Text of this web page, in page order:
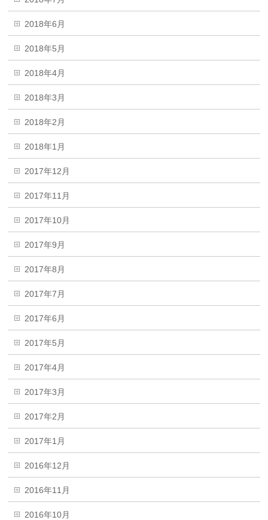
2018年6月
2018年5月
2018年4月
2018年3月
2018年2月
2018年1月
2017年12月
2017年11月
2017年10月
2017年9月
2017年8月
2017年7月
2017年6月
2017年5月
2017年4月
2017年3月
2017年2月
2017年1月
2016年12月
2016年11月
2016年10月